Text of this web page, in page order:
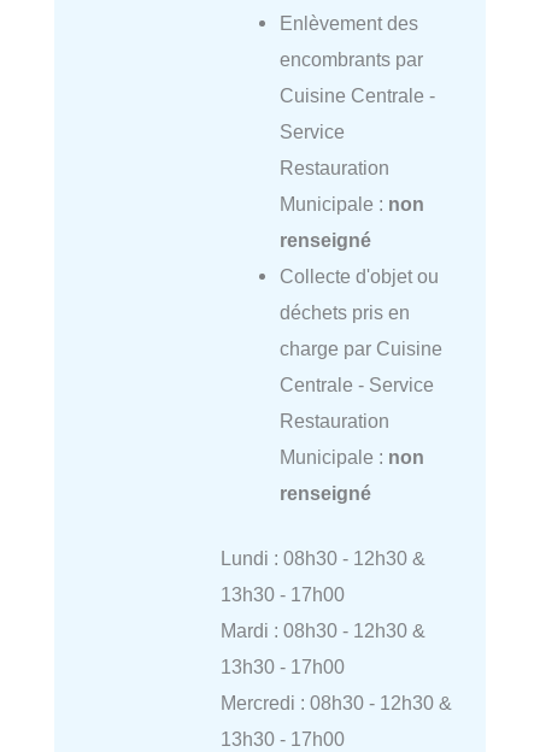
Enlèvement des
encombrants par
Cuisine Centrale -
Service
Restauration
Municipale : non
renseigné
Collecte d'objet ou
déchets pris en
charge par Cuisine
Centrale - Service
Restauration
Municipale : non
renseigné
Lundi : 08h30 - 12h30 &
13h30 - 17h00
Mardi : 08h30 - 12h30 &
13h30 - 17h00
Mercredi : 08h30 - 12h30 &
13h30 - 17h00